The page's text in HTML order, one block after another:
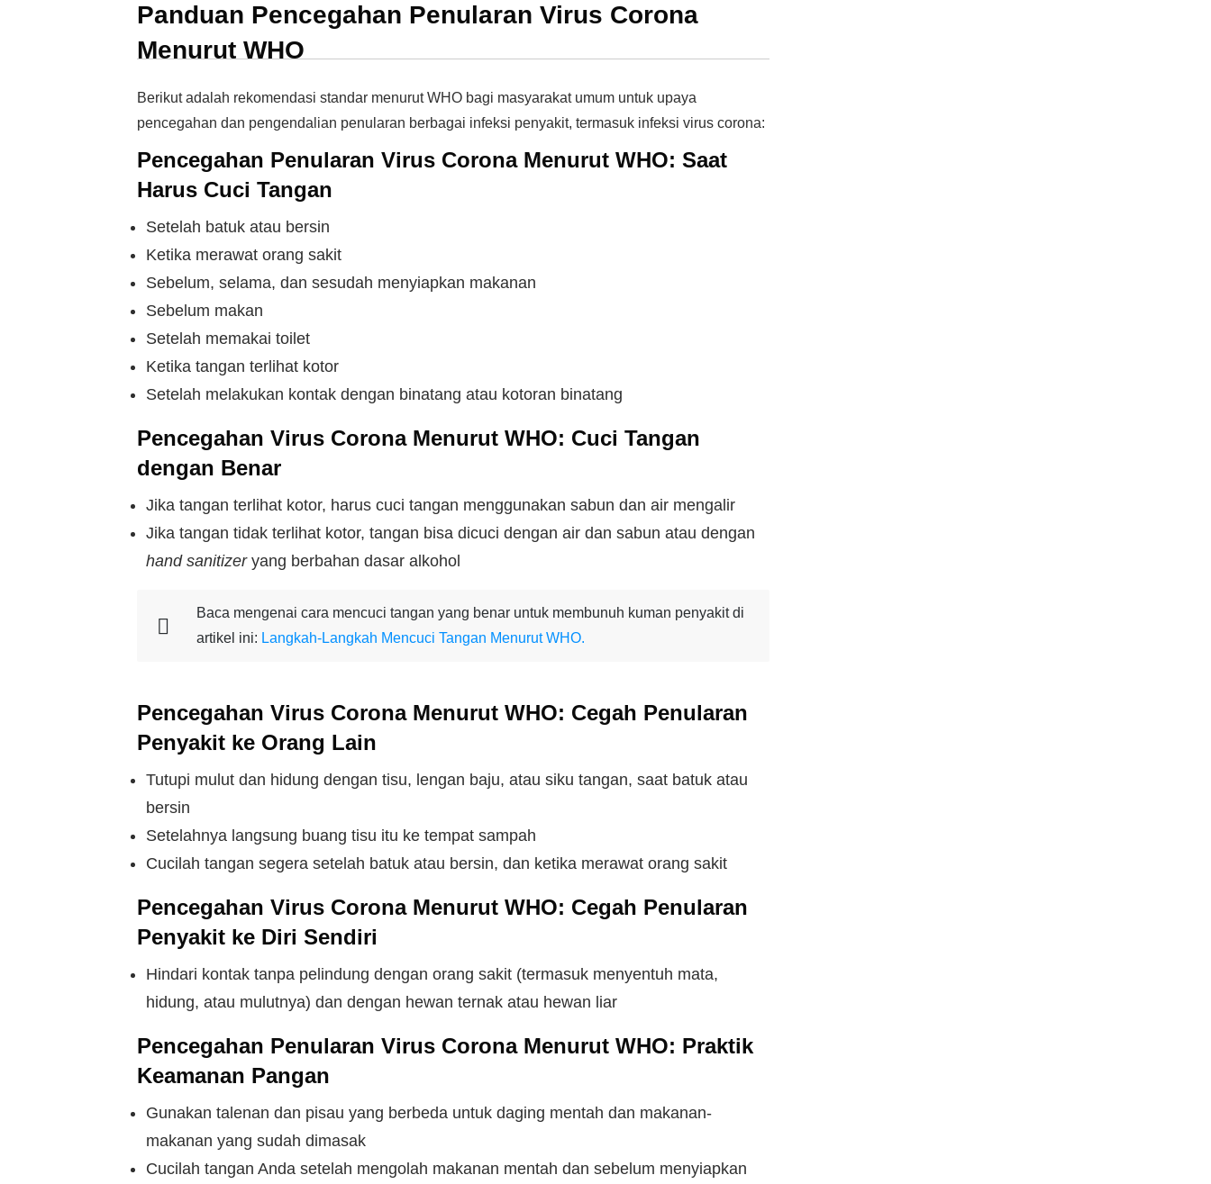
Panduan Pencegahan Penularan Virus Corona
Menurut WHO
Berikut adalah rekomendasi standar menurut WHO bagi masyarakat umum untuk upaya
pencegahan dan pengendalian penularan berbagai infeksi penyakit, termasuk infeksi virus corona:
Pencegahan Penularan Virus Corona Menurut WHO: Saat
Harus Cuci Tangan
Setelah batuk atau bersin
Ketika merawat orang sakit
Sebelum, selama, dan sesudah menyiapkan makanan
Sebelum makan
Setelah memakai toilet
Ketika tangan terlihat kotor
Setelah melakukan kontak dengan binatang atau kotoran binatang
Pencegahan Virus Corona Menurut WHO: Cuci Tangan
dengan Benar
Jika tangan terlihat kotor, harus cuci tangan menggunakan sabun dan air mengalir
Jika tangan tidak terlihat kotor, tangan bisa dicuci dengan air dan sabun atau dengan
hand sanitizeryang berbahan dasar alkohol
Baca mengenai cara mencuci tangan yang benar untuk membunuh kuman penyakit di
artikel ini: Langkah-Langkah Mencuci Tangan Menurut WHO.
Pencegahan Virus Corona Menurut WHO: Cegah Penularan
Penyakit ke Orang Lain
Tutupi mulut dan hidung dengan tisu, lengan baju, atau siku tangan, saat batuk atau
bersin
Setelahnya langsung buang tisu itu ke tempat sampah
Cucilah tangan segera setelah batuk atau bersin, dan ketika merawat orang sakit
Pencegahan Virus Corona Menurut WHO: Cegah Penularan
Penyakit ke Diri Sendiri
Hindari kontak tanpa pelindung dengan orang sakit (termasuk menyentuh mata,
hidung, atau mulutnya) dan dengan hewan ternak atau hewan liar
Pencegahan Penularan Virus Corona Menurut WHO: Praktik
Keamanan Pangan
Gunakan talenan dan pisau yang berbeda untuk daging mentah dan makanan-
makanan yang sudah dimasak
Cucilah tangan Anda setelah mengolah makanan mentah dan sebelum menyiapkan